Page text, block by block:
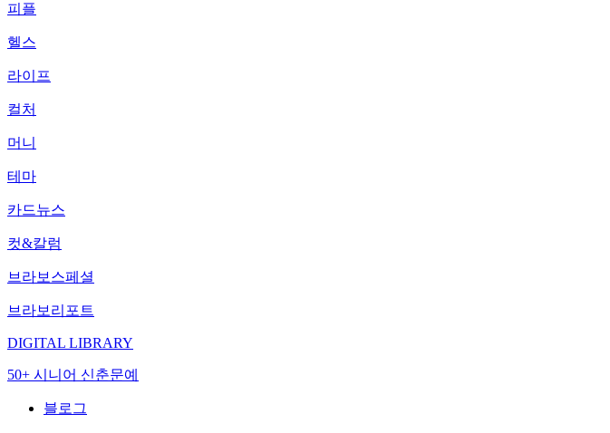
피플
헬스
라이프
컬처
머니
테마
카드뉴스
컷&칼럼
브라보스페셜
브라보리포트
DIGITAL LIBRARY
50+ 시니어 신춘문예
블로그